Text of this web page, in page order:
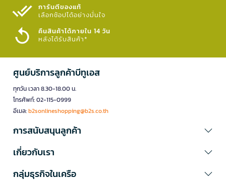
การันตีของแท้
เลือกช้อปได้อย่างมั่นใจ​
คืนสินค้าได้ภายใน 14 วัน
หลังได้รับสินค้า*
ศูนย์บริการลูกค้าบีทูเอส
ทุกวัน เวลา 8.30-18.00 น.
โทรศัพท์: 02-115-0999
อีเมล:b2sonlineshopping@b2s.co.th
การสนับสนุนลูกค้า
เกี่ยวกับเรา
กลุ่มธุรกิจในเครือ